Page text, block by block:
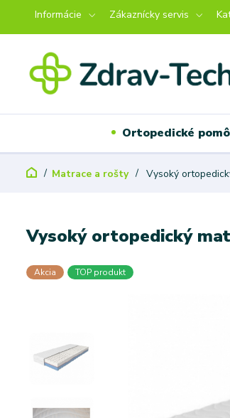
Informácie Zákaznícky servis
Ortopedické
Matrace a rošty Vysoký
Vysoký ortopedický
Akcia TOP produkt